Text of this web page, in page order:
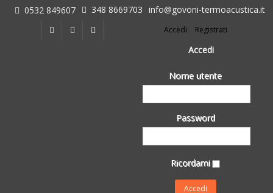
0532 849607 348 8669703 info@govoni-termoacustica.it
Accedi Registrati
Accedi
Nome utente
Password
Ricordami
L'azienda
Chi siamo
Fasi della Ricostruzione Post Terremoto
Impermeabilizzanti per l'edilizia
Isolanti Termici, cartongesso e sistemi a secco